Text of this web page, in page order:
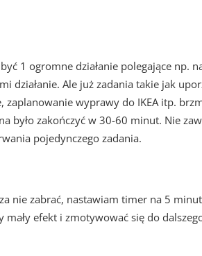
1 ogromne działanie polegające np.
działanie. Ale już zadania takie jak
wyprawy do IKEA itp.
było zakończyć w 30-60 minut. Nie
pojedynczego zadania.
nie zabrać, nastawiam timer na 5
efekt i zmotywować się do